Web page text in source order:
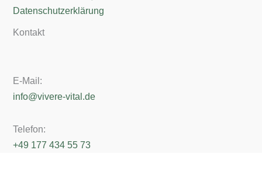
Datenschutzerklärung
Kontakt
E-Mail:
info@vivere-vital.de
Telefon:
+49 177 434 55 73